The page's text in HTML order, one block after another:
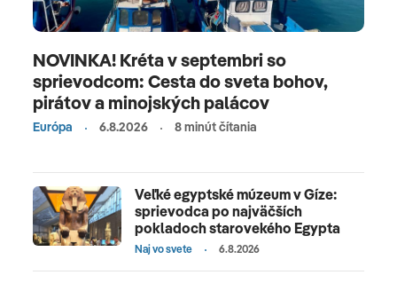
NOVINKA! Kréta v septembri so
sprievodcom: Cesta do sveta bohov,
pirátov a minojských palácov
Európa 6.8.2026 8 minút čítania
Veľké egyptské múzeum v Gíze:
sprievodca po najväčších
pokladoch starovekého Egypta
Naj vo svete 6.8.2026